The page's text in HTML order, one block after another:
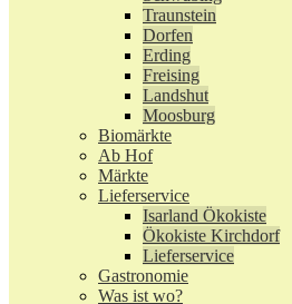
Traunstein
Dorfen
Erding
Freising
Landshut
Moosburg
Biomärkte
Ab Hof
Märkte
Lieferservice
Isarland Ökokiste
Ökokiste Kirchdorf
Lieferservice
Gastronomie
Was ist wo?